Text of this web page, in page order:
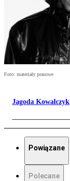
Foto: materiały prasowe
Jagoda Kowalczyk
Powiązane
Polecane